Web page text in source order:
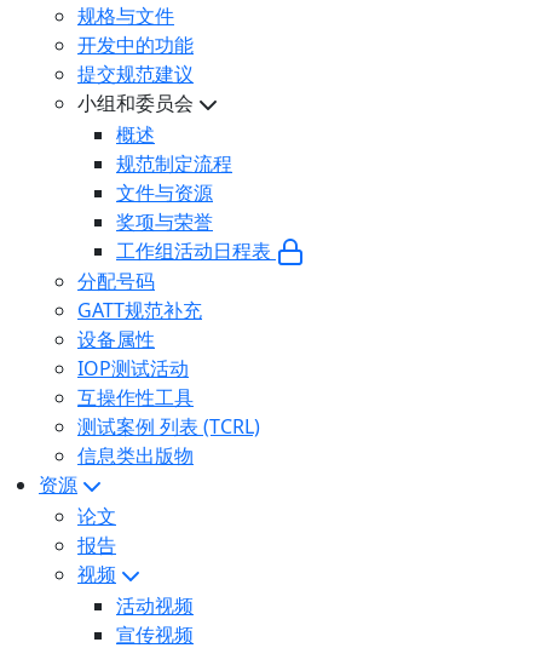
规格与文件
开发中的功能
提交规范建议
小组和委员会
概述
规范制定流程
文件与资源
奖项与荣誉
工作组活动日程表
分配号码
GATT规范补充
设备属性
IOP测试活动
互操作性工具
测试案例 列表 (TCRL)
信息类出版物
资源
论文
报告
视频
活动视频
宣传视频